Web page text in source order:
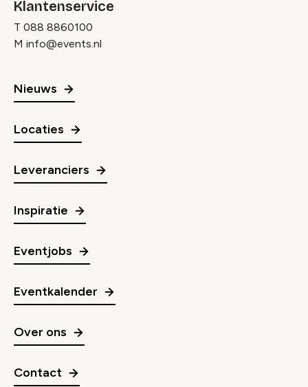
Klantenservice
T 088 8860100
M info@events.nl
Nieuws
Locaties
Leveranciers
Inspiratie
Eventjobs
Eventkalender
Over ons
Contact